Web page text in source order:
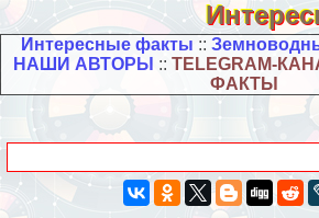
Интересные факты ::
НАШИ АВТОРЫ ::TELEGRAM-
ФАКТЫ